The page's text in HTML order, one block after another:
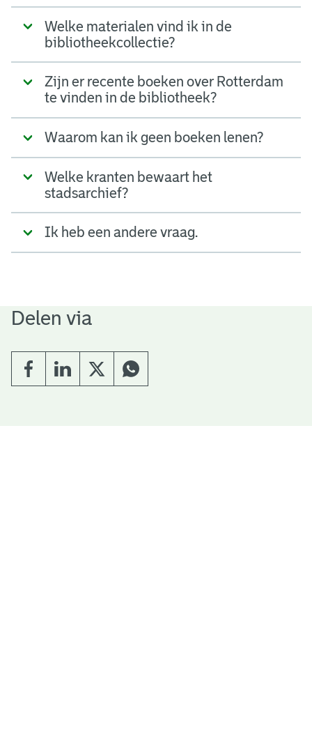
Welke materialen vind ik in de
bibliotheekcollectie?
Zijn er recente boeken over Rotterdam
te vinden in de bibliotheek?
Waarom kan ik geen boeken lenen?
Welke kranten bewaart het
stadsarchief?
Ik heb een andere vraag.
Delen via